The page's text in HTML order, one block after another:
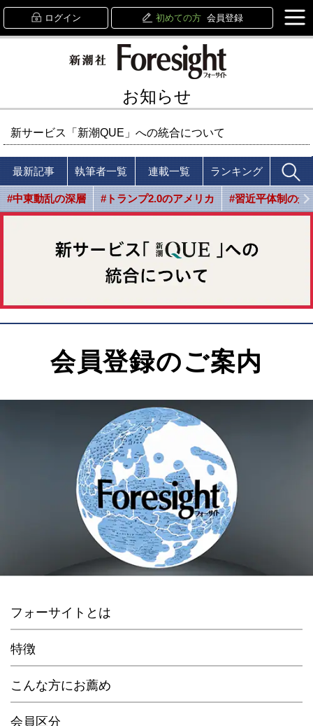
ログイン 初めての方 会員登録
お知らせ
新サービス「新潮QUE」への統合について
最新記事 執筆者一覧 連載一覧 ランキング
#中東動乱の深層 #トランプ2.0のアメリカ #習近平体制の光
会員登録のご案内
フォーサイトとは
特徴
こんな方にお薦め
会員区分